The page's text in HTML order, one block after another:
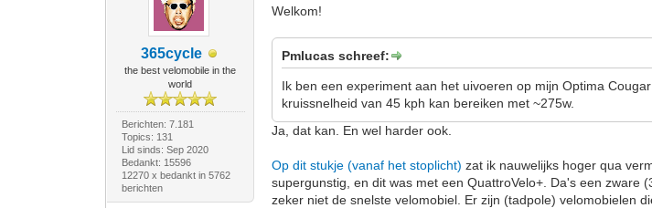
365cycle
the best velomobile in the
world
Berichten: 7.181
Topics: 131
Lid sinds: Sep 2020
Bedankt: 15596
12270 x bedankt in 5762
berichten
Welkom!
Pmlucas schreef:
Ik ben een experiment aan het uivoeren op mijn Optima
kruissnelheid van 45 kph kan bereiken met ~275w.
Ja, dat kan. En wel harder ook.
Op dit stukje (vanaf het stoplicht) zat ik nauwelijks hoger qua
supergunstig, en dit was met een QuattroVelo+. Da's een zware
zeker niet de snelste velomobiel. Er zijn (tadpole) velomobielen